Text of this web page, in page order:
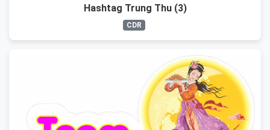
Hashtag Trung Thu (3)
CDR